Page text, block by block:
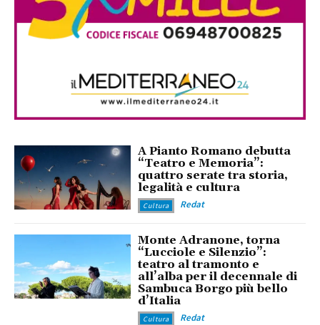
A Pianto Romano debutta
“Teatro e Memoria”:
quattro serate tra storia,
legalità e cultura
Cultura Redat
Monte Adranone, torna
“Lucciole e Silenzio”:
teatro al tramonto e
all’alba per il decennale di
Sambuca Borgo più bello
d’Italia
Cultura Redat